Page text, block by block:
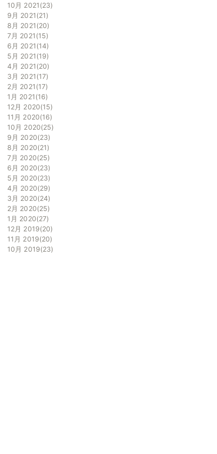
10月 2021 23
9月 2021 21
8月 2021 20
7月 2021 15
6月 2021 14
5月 2021 19
4月 2021 20
3月 2021 17
2月 2021 17
1月 2021 16
12月 2020 15
11月 2020 16
10月 2020 25
9月 2020 23
8月 2020 21
7月 2020 25
6月 2020 23
5月 2020 23
4月 2020 29
3月 2020 24
2月 2020 25
1月 2020 27
12月 2019 20
11月 2019 20
10月 2019 23